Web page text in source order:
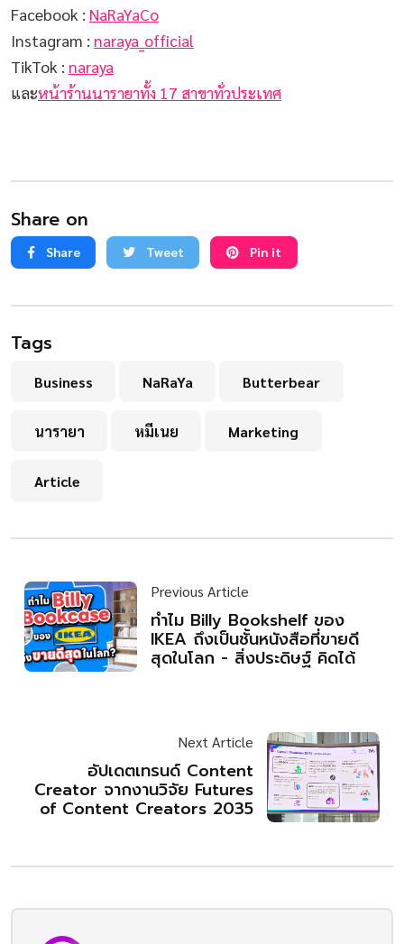
Facebook : NaRaYaCo
Instagram : naraya_official
TikTok : naraya
และหน้าร้านนารายาทั้ง 17 สาขาทั่วประเทศ
Share on
Share Tweet Pin it
Tags
Business NaRaYa Butterbear
นารายา หมีเนย Marketing
Article
Previous Article
ทำไม Billy Bookshelf ของ
IKEA ถึงเป็นชั้นหนังสือที่ขายดี
สุดในโลก - สิ่งประดิษฐ์ คิดได้
Next Article
อัปเดตเทรนด์ Content
Creator จากงานวิจัย Futures
of Content Creators 2035